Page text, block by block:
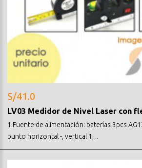
S/41.0
LV03 Medidor de Nivel Laser con
1.Fuente de alimentación: baterías 3pcs
punto horizontal -, vertical 1, ..